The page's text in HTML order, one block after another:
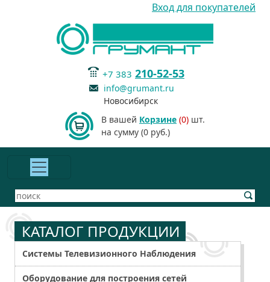
Вход для покупателей
+7 383 210-52-53
info@grumant.ru
Новосибирск
В вашей Корзине (0) шт.
на сумму (0 руб.)
КАТАЛОГ ПРОДУКЦИИ
Системы Телевизионного Наблюдения
Оборудование для построения сетей